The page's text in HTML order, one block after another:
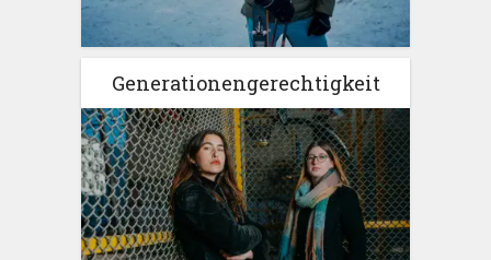
Generationengerechtigkeit